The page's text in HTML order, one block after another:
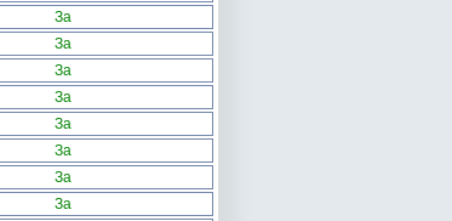
За
За
За
За
За
За
За
За